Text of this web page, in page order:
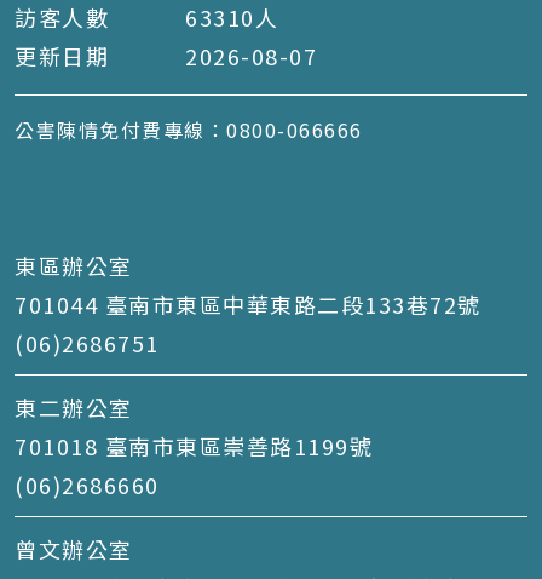
訪客人數
63310 人
更新日期
2026-08-07
公害陳情免付費專線：0800-066666
東區辦公室
701044 臺南市東區中華東路二段133巷72號
(06)2686751
東二辦公室
701018 臺南市東區崇善路1199號
(06)2686660
曾文辦公室